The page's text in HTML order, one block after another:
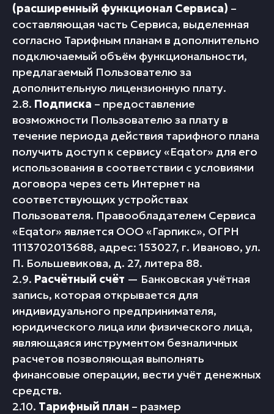
(расширенный функционал Сервиса) –
составляющая часть Сервиса, выделенная
согласно Тарифным планам в дополнительно
подключаемый объём функциональности,
предлагаемый Пользователю за
дополнительную лицензионную плату.
2.8. Подписка – предоставление
возможности Пользователю за плату в
течение периода действия тарифного плана
получить доступ к сервису «Eqator» для его
использования в соответствии с условиями
договора через сеть Интернет на
соответствующих устройствах
Пользователя. Правообладателем Сервиса
«Eqator» является ООО «Гарпикс», ОГРН
1113702013688, адрес: 153027, г. Иваново, ул.
П. Большевикова, д. 27, литера 88.
2.9. Расчётный счёт — Банковская учётная
запись, которая открывается для
индивидуального предпринимателя,
юридического лица или физического лица,
являющаяся инструментом безналичных
расчетов позволяющая выполнять
финансовые операции, вести учёт денежных
средств.
2.10. Тарифный план – размер